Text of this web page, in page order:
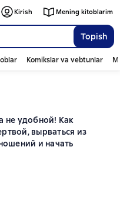
Topish
Kirish Mening kitoblarim
Komikslar va vebtunlar
не удобной! Как
вырваться из
и начать